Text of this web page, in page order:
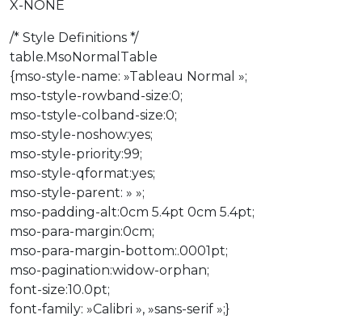
X-NONE
/* Style Definitions */
table.MsoNormalTable
{mso-style-name: »Tableau Normal »;
mso-tstyle-rowband-size:0;
mso-tstyle-colband-size:0;
mso-style-noshow:yes;
mso-style-priority:99;
mso-style-qformat:yes;
mso-style-parent: » »;
mso-padding-alt:0cm 5.4pt 0cm 5.4pt;
mso-para-margin:0cm;
mso-para-margin-bottom:.0001pt;
mso-pagination:widow-orphan;
font-size:10.0pt;
font-family: »Calibri », »sans-serif »;}